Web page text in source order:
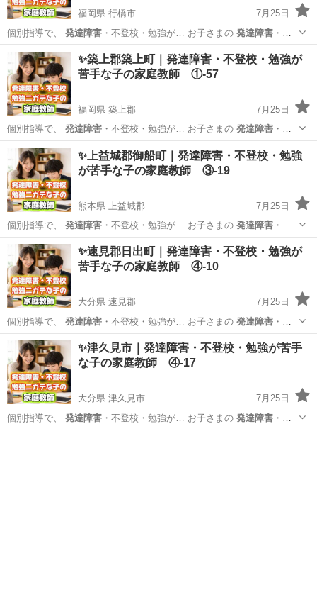
福岡県 行橋市
7月25日
個別指導で、 発達障害 ・不登校・勉強が… お子さまの 発達障害・不
登校・学習面… 私たちは、発達障害・不登校・勉強が… いるのか発
達障害や不登校、勉強が… ービスでは、発達障害 や不登校のお子さ…
異な...
福岡 行橋市 家庭教師 発達障害
✨築上郡築上町｜発達障害・不登校・勉強が
苦手な子の家庭教師 ①-57
福岡県 築上郡
7月25日
個別指導で、 発達障害 ・不登校・勉強が… お子さまの 発達障害・不
登校・学習面… 私たちは、発達障害・不登校・勉強が… いるのか発
達障害や不登校、勉強が… ービスでは、発達障害や不登校のお子さ…
異な...
福岡 築上郡 家庭教師 発達障害
✨上益城郡御船町｜発達障害・不登校・勉強
が苦手な子の家庭教師 ③-19
熊本県 上益城郡
7月25日
個別指導で、 発達障害 ・不登校・勉強が… お子さまの 発達障害・不
登校・学習面… 私たちは、発達障害・不登校・勉強が… いるのか発
達障害や不登校、勉強が… ービスでは、発達障害 や不登校のお子さ…
異な...
熊本 上益城郡 家庭教師 発達障害
✨速見郡日出町｜発達障害・不登校・勉強が
苦手な子の家庭教師 ④-10
大分県 速見郡
7月25日
個別指導で、 発達障害 ・不登校・勉強が… お子さまの 発達障害・不
登校・学習面… 私たちは、発達障害・不登校・勉強が… いるのか発
達障害や不登校、勉強が… ービスでは、発達障害や不登校のお子さ…
異な...
大分 速見郡 家庭教師 発達障害
✨津久見市｜発達障害・不登校・勉強が苦手
な子の家庭教師 ④-17
大分県 津久見市
7月25日
個別指導で、 発達障害 ・不登校・勉強が… お子さまの 発達障害・不